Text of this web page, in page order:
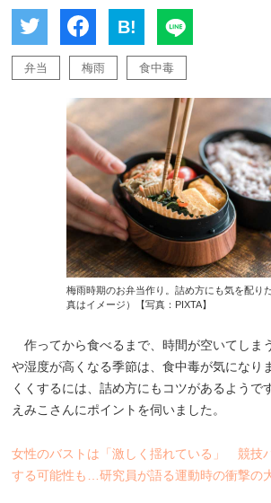
B!
弁当 梅雨 食中毒
梅雨時期のお弁当作り。詰め方にも気を配り
真はイメージ）【写真：PIXTA】
作ってから食べるまで、時間が空いてしま
や湿度が高くなる季節は、食中毒が気になり
くくするには、詰め方にもコツがあるようで
えみこさんにポイントを伺いました。
女性のバストは「激しく揺れている」 競技
する可能性も…研究員が語る運動時の衝撃の